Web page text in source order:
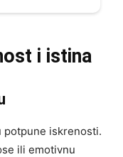
i istina
potpune iskrenosti.
ili emotivnu